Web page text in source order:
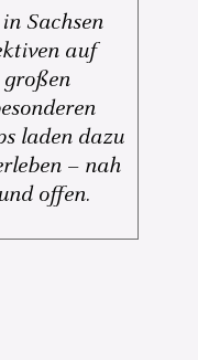
Sachsen
auf
laden dazu
– nah
offen.